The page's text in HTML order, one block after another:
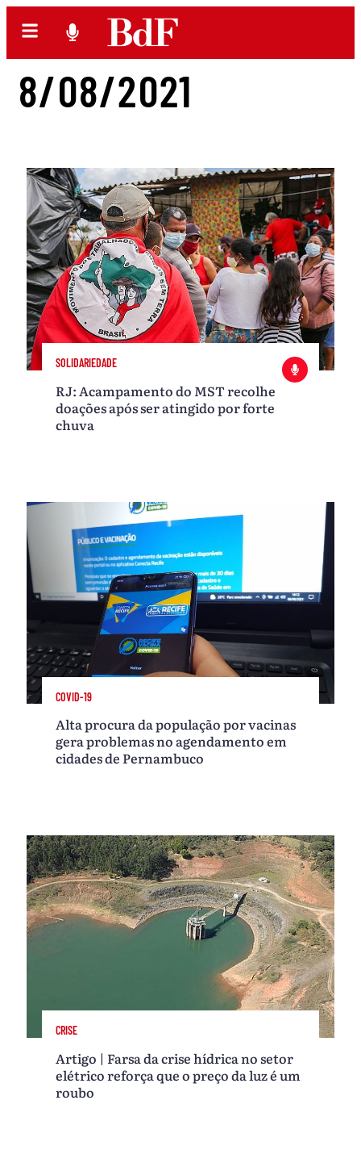
8/08/2021
SOLIDARIEDADE
RJ: Acampamento do MST recolhe
doações após ser atingido por forte
chuva
COVID-19
Alta procura da população por vacinas
gera problemas no agendamento em
cidades de Pernambuco
CRISE
Artigo | Farsa da crise hídrica no setor
elétrico reforça que o preço da luz é um
roubo